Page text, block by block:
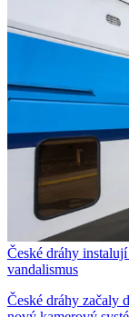
České dráhy
vandalismus
České dráhy začaly